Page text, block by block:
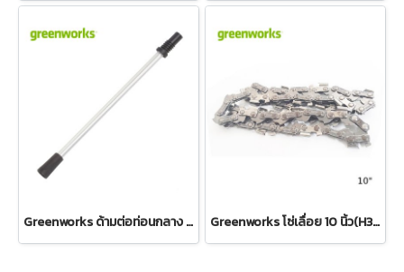
Greenworks ด้ามต่อท่อนกลาง เครื่องตัดกิ่งสูง 24V และ 40V Greenworks โซ่เลื่อย 10 นิ้ว(H35) สำหรับเลื่อยโซ่ 24V และ 40V